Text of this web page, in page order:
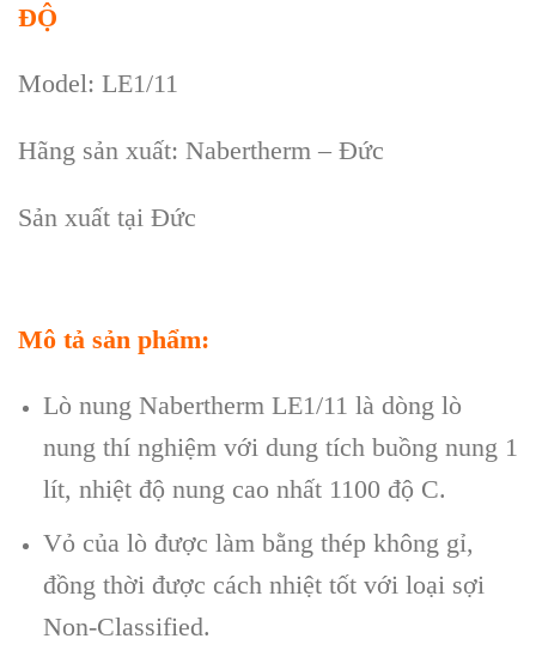
ĐỘ
Model: LE1/11
Hãng sản xuất: Nabertherm – Đức
Sản xuất tại Đức
Mô tả sản phẩm:
Lò nung Nabertherm LE1/11 là dòng lò
nung thí nghiệm với dung tích buồng nung 1
lít, nhiệt độ nung cao nhất 1100 độ C.
Vỏ của lò được làm bằng thép không gỉ,
đồng thời được cách nhiệt tốt với loại sợi
Non-Classified.